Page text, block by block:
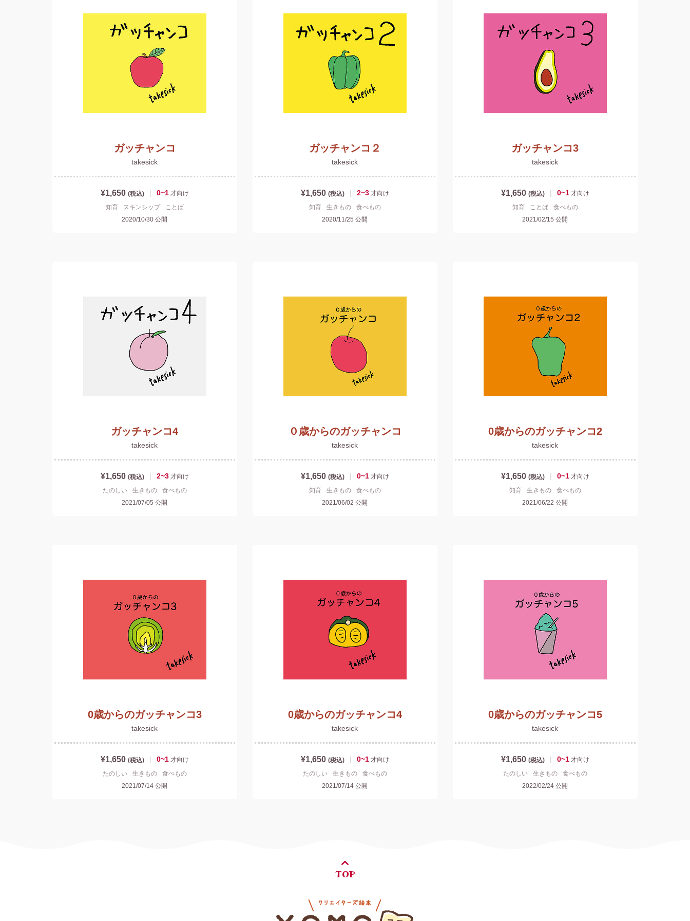
ガッチャンコ
takesick
¥1,650 (税込) | 0~1 才向け
知育
スキンシップ
ことば
2020/10/30 公開
ガッチャンコ２
takesick
¥1,650 (税込) | 2~3 才向け
知育
生きもの
食べもの
2020/11/25 公開
ガッチャンコ3
takesick
¥1,650 (税込) | 0~1 才向け
知育
ことば
食べもの
2021/02/15 公開
ガッチャンコ4
takesick
¥1,650 (税込) | 2~3 才向け
たのしい
生きもの
食べもの
2021/07/05 公開
０歳からのガッチャンコ
takesick
¥1,650 (税込) | 0~1 才向け
知育
生きもの
食べもの
2021/06/02 公開
0歳からのガッチャンコ2
takesick
¥1,650 (税込) | 0~1 才向け
知育
生きもの
食べもの
2021/06/22 公開
0歳からのガッチャンコ3
takesick
¥1,650 (税込) | 0~1 才向け
たのしい
生きもの
食べもの
2021/07/14 公開
0歳からのガッチャンコ4
takesick
¥1,650 (税込) | 0~1 才向け
たのしい
生きもの
食べもの
2021/07/14 公開
0歳からのガッチャンコ5
takesick
¥1,650 (税込) | 0~1 才向け
たのしい
生きもの
食べもの
2022/02/24 公開
TOP